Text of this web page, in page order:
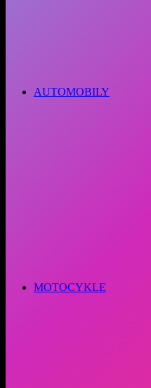
AUTOMOBILY
MOTOCYKLE